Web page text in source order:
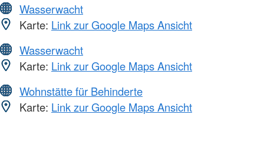
Wasserwacht
Karte: Link zur Google Maps Ansicht
Wasserwacht
Karte: Link zur Google Maps Ansicht
Wohnstätte für Behinderte
Karte: Link zur Google Maps Ansicht